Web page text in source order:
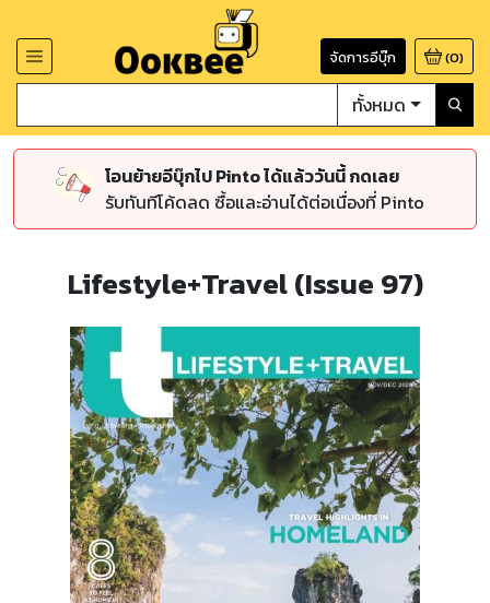
จัดการอีบุ๊ก (0)
ทั้งหมด
โอนย้ายอีบุ๊กไป Pinto ได้แล้ววันนี้ กดเลย
รับทันทีโค้ดลด ซื้อและอ่านได้ต่อเนื่องที่ Pinto
Lifestyle+Travel (Issue 97)